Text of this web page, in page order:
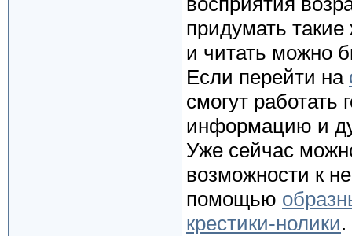
придумать
и читать можно
Если перейти на
смогут работать
информацию и
Уже сейчас
возможности к
помощью
крестики-нолики.